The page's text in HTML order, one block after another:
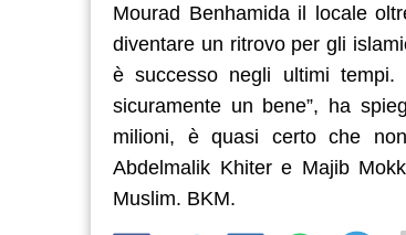
Mourad Benhamida il locale
diventare un ritrovo per gli
è successo negli ultimi
sicuramente un bene”, ha
milioni, è quasi certo che
Abdelmalik Khiter e Majib
Muslim. BKM.